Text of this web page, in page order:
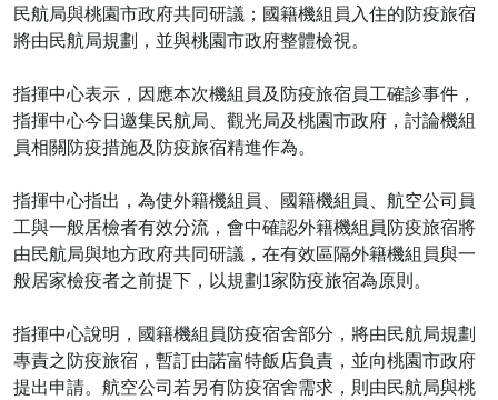
民航局與桃園市政府共同研議；國籍機組員入住的防疫旅宿
將由民航局規劃，並與桃園市政府整體檢視。
指揮中心表示，因應本次機組員及防疫旅宿員工確診事件，
指揮中心今日邀集民航局、觀光局及桃園市政府，討論機組
員相關防疫措施及防疫旅宿精進作為。
指揮中心指出，為使外籍機組員、國籍機組員、航空公司員
工與一般居檢者有效分流，會中確認外籍機組員防疫旅宿將
由民航局與地方政府共同研議，在有效區隔外籍機組員與一
般居家檢疫者之前提下，以規劃1家防疫旅宿為原則。
指揮中心說明，國籍機組員防疫宿舍部分，將由民航局規劃
專責之防疫旅宿，暫訂由諾富特飯店負責，並向桃園市政府
提出申請。航空公司若另有防疫宿舍需求，則由民航局與桃